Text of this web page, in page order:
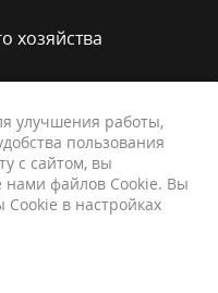
хозяйства
улучшения работы,
пользования
с сайтом, вы
нами файлов Cookie. Вы
в настройках